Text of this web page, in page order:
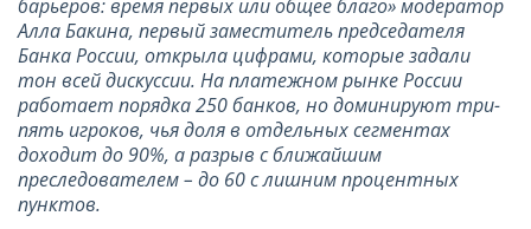
барьеров: время первых или общее благо» модератор
Алла Бакина, первый заместитель председателя
Банка России, открыла цифрами, которые задали
тон всей дискуссии. На платежном рынке России
работает порядка 250 банков, но доминируют три-
пять игроков, чья доля в отдельных сегментах
доходит до 90%, а разрыв с ближайшим
преследователем – до 60 с лишним процентных
пунктов.